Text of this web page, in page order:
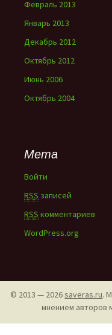
Февраль 2013
Январь 2013
Декабрь 2012
Октябрь 2012
Июнь 2006
Октябрь 2004
Мета
Войти
RSS записей
RSS комментариев
WordPress.org
© 2013 — 2026saveras.ru.
мнением авторов